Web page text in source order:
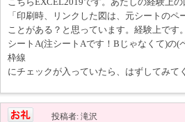
「印刷時、リンクした図は、元シートのペ
ことがある？と思っています。経験上です。
シートA(注シートAです！Bじゃなくて)の
枠線
にチェックが入っていたら、はずしてみて
投稿者: 滝沢